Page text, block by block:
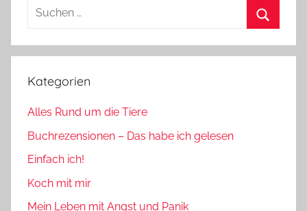
Suchen
Kategorien
Alles Rund um die Tiere
Buchrezensionen – Das habe ich gelesen
Einfach ich!
Koch mit mir
Mein Leben mit Angst und Panik